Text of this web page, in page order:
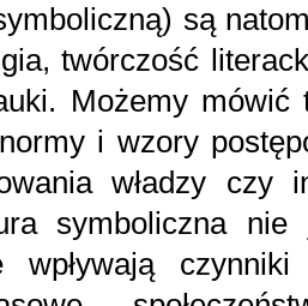
są
twórczość
Możemy mówić
i wzory
władzy czy
symboliczna
wpływają